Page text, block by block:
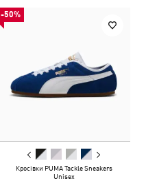
-50%
Кросівки PUMA Tackle Sneakers
Unisex